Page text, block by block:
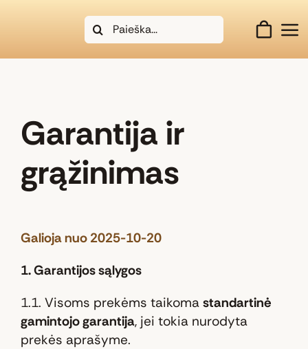
Search
for:
Garantija ir
grąžinimas
Galioja nuo 2025-10-20
1. Garantijos sąlygos
1.1. Visoms prekėms taikoma standartinė
gamintojo garantija, jei tokia nurodyta
prekės aprašyme.